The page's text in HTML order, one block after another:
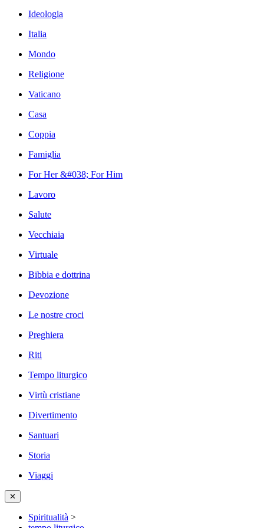
Ideologia
Italia
Mondo
Religione
Vaticano
Casa
Coppia
Famiglia
For Her &#038; For Him
Lavoro
Salute
Vecchiaia
Virtuale
Bibbia e dottrina
Devozione
Le nostre croci
Preghiera
Riti
Tempo liturgico
Virtù cristiane
Divertimento
Santuari
Storia
Viaggi
✕
Spiritualità >